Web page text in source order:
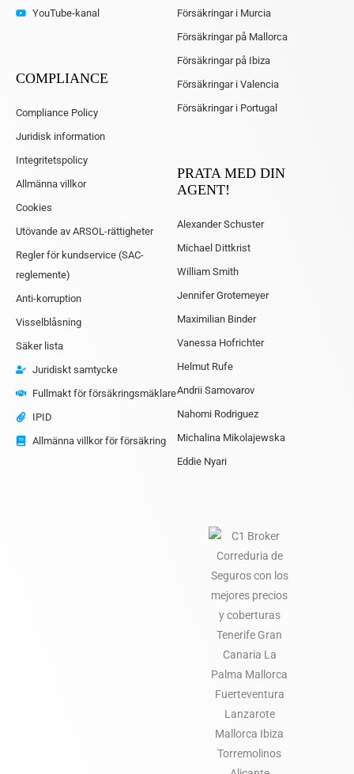
YouTube-kanal
COMPLIANCE
Compliance Policy
Juridisk information
Integritetspolicy
Allmänna villkor
Cookies
Utövande av ARSOL-rättigheter
Regler för kundservice (SAC-
reglemente)
Anti-korruption
Visselblåsning
Säker lista
Juridiskt samtycke
Fullmakt för försäkringsmäklare
IPID
Allmänna villkor för försäkring
Försäkringar i Murcia
Försäkringar på Mallorca
Försäkringar på Ibiza
Försäkringar i Valencia
Försäkringar i Portugal
PRATA MED DIN
AGENT!
Alexander Schuster
Michael Dittkrist
William Smith
Jennifer Grotemeyer
Maximilian Binder
Vanessa Hofrichter
Helmut Rufe
Andrii Samovarov
Nahomi Rodriguez
Michalina Mikolajewska
Eddie Nyari